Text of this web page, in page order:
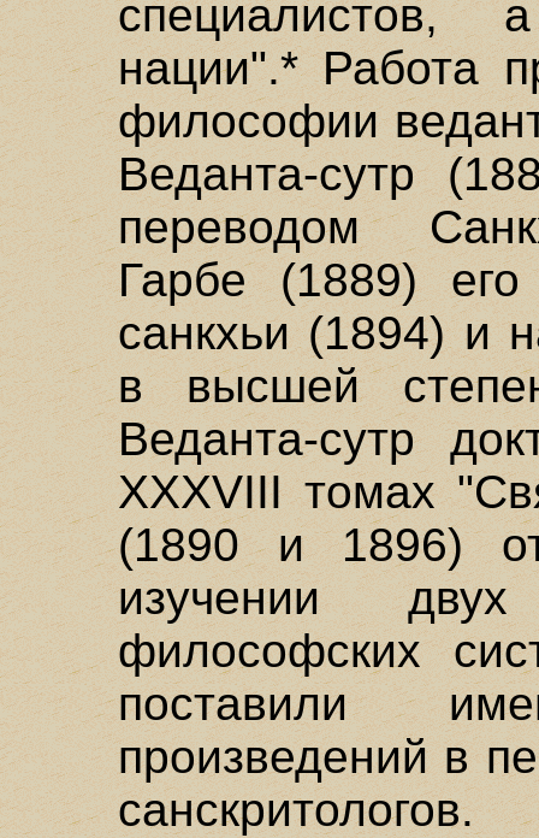
специалистов,
нации".* Работа
философии
Веданта-сутр
переводом
Гарбе (1889)
санкхьи (1894) и
в высшей
Веданта-сутр
XXXVIII томах
(1890 и 1896)
изучении
философских
поставили
произведений в
санскритологов.